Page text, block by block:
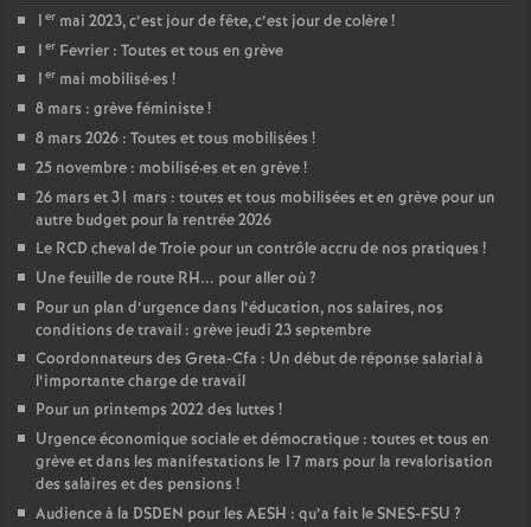
1 er mai 2023, c’est jour de fête, c’est jour de colère!
1 er Fevrier : Toutes et tous en grève
1 er mai mobilisé·es !
8 mars : grève féministe!
8 mars 2026 : Toutes et tous mobilisées !
25 novembre : mobilisé·es et en grève!
26 mars et 31 mars : toutes et tous mobilisées et en grève pour un
autre budget pour la rentrée 2026
Le RCD cheval de Troie pour un contrôle accru de nos pratiques !
Une feuille de route RH... pour aller où?
Pour un plan d’urgence dans l’éducation, nos salaires, nos
conditions de travail : grève jeudi 23 septembre
Coordonnateurs des Greta-Cfa : Un début de réponse salarial à
l’importante charge de travail
Pour un printemps 2022 des luttes !
Urgence économique sociale et démocratique : toutes et tous en
grève et dans les manifestations le 17 mars pour la revalorisation
des salaires et des pensions !
Audience à la DSDEN pour les AESH : qu’a fait le SNES-FSU ?